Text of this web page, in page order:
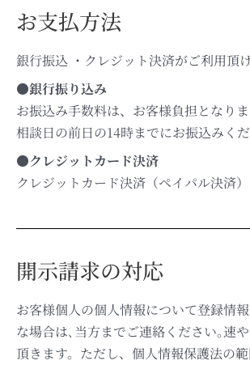
お支払方法
銀行振込 ・クレジット決済がご利用頂け
●銀行振り込み
お振込み手数料は、お客様負担となりま
相談日の前日の14時までにお振込みくだ
●クレジットカード決済
クレジットカード決済（ペイパル決済）
開示請求の対応
お客様個人の個人情報について登録情
な場合は､当方までご連絡ください｡速
頂きます。ただし、個人情報保護法の